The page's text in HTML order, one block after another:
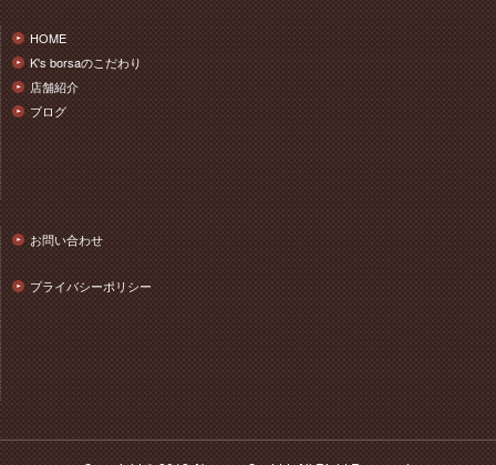
HOME
K's borsaのこだわり
店舗紹介
ブログ
お問い合わせ
プライバシーポリシー